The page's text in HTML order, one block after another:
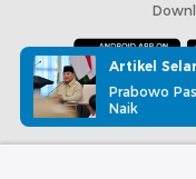
Copyright @
Artikel
Prabowo
Naik